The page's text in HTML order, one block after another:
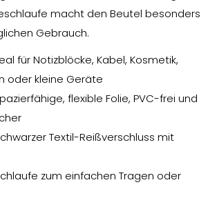
macht den Beutel besonders
Gebrauch.
für Notizblöcke, Kabel, Kosmetik,
oder kleine Geräte
flexible Folie, PVC-frei und
Textil-Reißverschluss mit
zum einfachen Tragen oder